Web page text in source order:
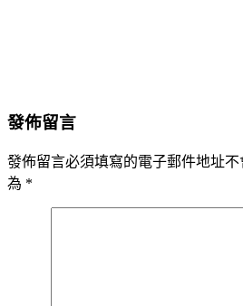
發佈留言
發佈留言必須填寫的電子郵件地址不
為 *